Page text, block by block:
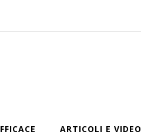
ARTICOLI E VIDEO